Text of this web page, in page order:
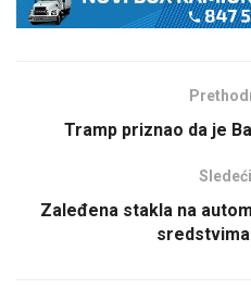
Tramp priznao da je
Zaleđena stakla na